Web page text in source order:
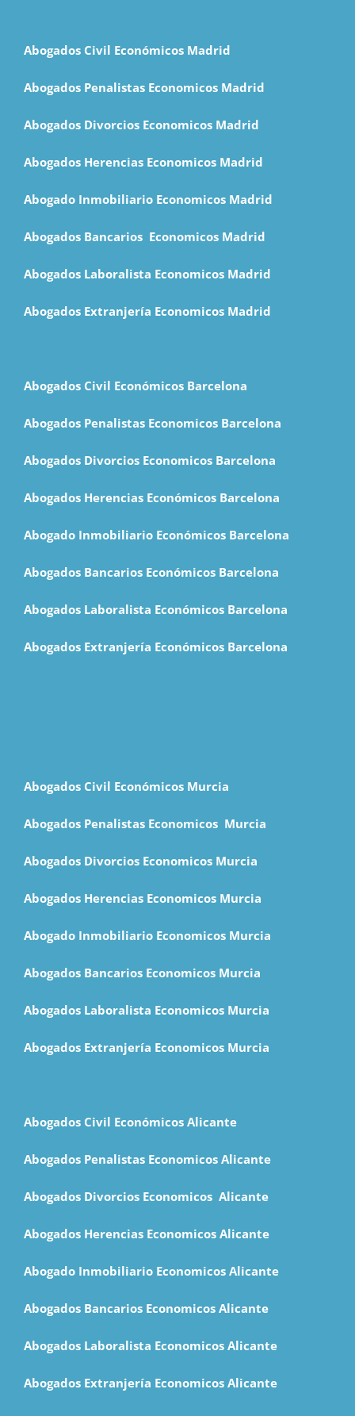
Abogados Civil Económicos Madrid
Abogados Penalistas Economicos Madrid
Abogados Divorcios Economicos Madrid
Abogados Herencias Economicos Madrid
Abogado Inmobiliario Economicos Madrid
Abogados Bancarios Economicos Madrid
Abogados Laboralista Economicos Madrid
Abogados Extranjería Economicos Madrid
Abogados Civil Económicos Barcelona
Abogados Penalistas Economicos Barcelona
Abogados Divorcios Economicos Barcelona
Abogados Herencias Económicos Barcelona
Abogado Inmobiliario Económicos Barcelona
Abogados Bancarios Económicos Barcelona
Abogados Laboralista Económicos Barcelona
Abogados Extranjería Económicos Barcelona
Abogados Civil Económicos Murcia
Abogados Penalistas Economicos Murcia
Abogados Divorcios Economicos Murcia
Abogados Herencias Economicos Murcia
Abogado Inmobiliario Economicos Murcia
Abogados Bancarios Economicos Murcia
Abogados Laboralista Economicos Murcia
Abogados Extranjería Economicos Murcia
Abogados Civil Económicos Alicante
Abogados Penalistas Economicos Alicante
Abogados Divorcios Economicos Alicante
Abogados Herencias Economicos Alicante
Abogado Inmobiliario Economicos Alicante
Abogados Bancarios Economicos Alicante
Abogados Laboralista Economicos Alicante
Abogados Extranjería Economicos Alicante